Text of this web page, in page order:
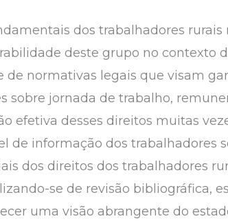
dos trabalhadores
deste grupo no contexto
de normativas legais que visam
jornada de trabalho,
efetiva desses direitos muitas
de informação dos trabalhadores
dos direitos dos trabalhadores
se de revisão bibliográfica,
uma visão abrangente do